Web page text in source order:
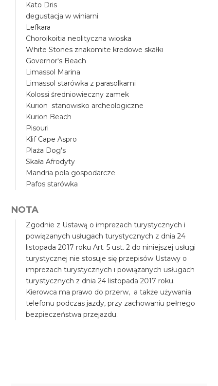
Kato Dris
degustacja w winiarni
Lefkara
Choroikoitia neolityczna wioska
White Stones znakomite kredowe skałki
Governor's Beach
Limassol Marina
Limassol starówka z parasolkami
Kolossi średniowieczny zamek
Kurion stanowisko archeologiczne
Kurion Beach
Pisouri
Klif Cape Aspro
Plaża Dog's
Skała Afrodyty
Mandria pola gospodarcze
Pafos starówka
NOTA
Zgodnie z Ustawą o imprezach turystycznych i
powiązanych usługach turystycznych z dnia 24
listopada 2017 roku Art. 5 ust. 2 do niniejszej usługi
turystycznej nie stosuje się przepisów Ustawy o
imprezach turystycznych i powiązanych usługach
turystycznych z dnia 24 listopada 2017 roku.
Kierowca ma prawo do przerw, a także używania
telefonu podczas jazdy, przy zachowaniu pełnego
bezpieczeństwa przejazdu.